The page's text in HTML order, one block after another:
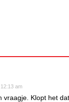
am
vraagje. Klopt het